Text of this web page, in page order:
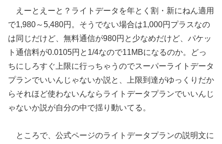
えーとえーと？ライトデータを年とく割・新にねん適用
で1,980～5,480円。そうでない場合は1,000円プラスなの
は同じだけど、無料通信が980円と少なめだけど、パケッ
ト通信料が0.0105円と1/4なので11MBになるのか。どっ
ちにしろすぐ上限に行っちゃうのでスーパーライトデータ
プランでいいんじゃないか説と、上限到達がゆっくりだか
らそれほど使わないんならライトデータプランでいいんじ
ゃないか説が自分の中で揺り動いてる。
ところで、公式ページのライトデータプランの説明文に